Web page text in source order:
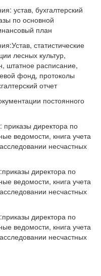
устав, бухгалтерский
по основной
план
статистические
лесных культур,
штатное расписание,
фонд, протоколы
отчет
постоянного
директора по
ведомости, книга учета
несчастных
директора по
ведомости, книга учета
несчастных
директора по
ведомости, книга учета
несчастных